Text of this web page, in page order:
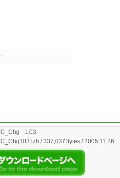
1.03
/ 337,037Bytes / 2005.11.26